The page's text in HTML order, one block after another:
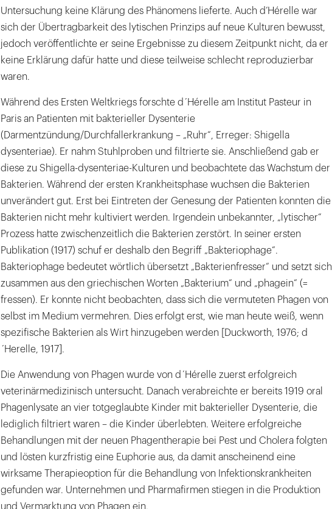
Untersuchung keine Klärung des Phänomens lieferte. Auch d’Hérelle war
sich der Übertragbarkeit des lytischen Prinzips auf neue Kulturen bewusst,
jedoch veröffentlichte er seine Ergebnisse zu diesem Zeitpunkt nicht, da er
keine Erklärung dafür hatte und diese teilweise schlecht reproduzierbar
waren.
Während des Ersten Weltkriegs forschte d´Hérelle am Institut Pasteur in
Paris an Patienten mit bakterieller Dysenterie
(Darmentzündung/Durchfallerkrankung – „Ruhr“, Erreger: Shigella
dysenteriae). Er nahm Stuhlproben und filtrierte sie. Anschließend gab er
diese zu Shigella-dysenteriae-Kulturen und beobachtete das Wachstum der
Bakterien. Während der ersten Krankheitsphase wuchsen die Bakterien
unverändert gut. Erst bei Eintreten der Genesung der Patienten konnten die
Bakterien nicht mehr kultiviert werden. Irgendein unbekannter, „lytischer“
Prozess hatte zwischenzeitlich die Bakterien zerstört. In seiner ersten
Publikation (1917) schuf er deshalb den Begriff „Bakteriophage“.
Bakteriophage bedeutet wörtlich übersetzt „Bakterienfresser“ und setzt sich
zusammen aus den griechischen Worten „Bakterium“ und „phagein“ (=
fressen). Er konnte nicht beobachten, dass sich die vermuteten Phagen von
selbst im Medium vermehren. Dies erfolgt erst, wie man heute weiß, wenn
spezifische Bakterien als Wirt hinzugeben werden [Duckworth, 1976; d
´Herelle, 1917].
Die Anwendung von Phagen wurde von d´Hérelle zuerst erfolgreich
veterinärmedizinisch untersucht. Danach verabreichte er bereits 1919 oral
Phagenlysate an vier totgeglaubte Kinder mit bakterieller Dysenterie, die
lediglich filtriert waren – die Kinder überlebten. Weitere erfolgreiche
Behandlungen mit der neuen Phagentherapie bei Pest und Cholera folgten
und lösten kurzfristig eine Euphorie aus, da damit anscheinend eine
wirksame Therapieoption für die Behandlung von Infektionskrankheiten
gefunden war. Unternehmen und Pharmafirmen stiegen in die Produktion
und Vermarktung von Phagen ein.